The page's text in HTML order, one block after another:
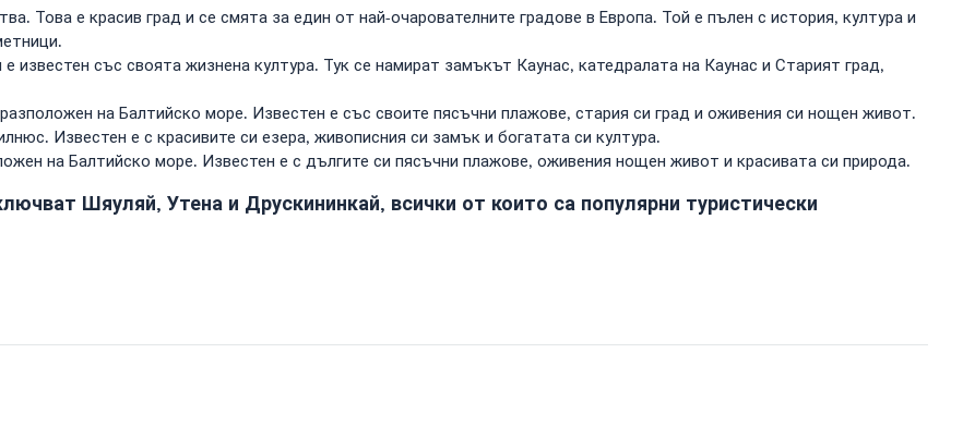
Това е красив град и се смята за един от най-очарователните градове в Европа. Той е пълен с история, култура и
известен със своята жизнена култура. Тук се намират замъкът Каунас, катедралата на Каунас и Старият град,
на Балтийско море. Известен е със своите пясъчни плажове, стария си град и оживения си нощен живот.
Известен е с красивите си езера, живописния си замък и богатата си култура.
на Балтийско море. Известен е с дългите си пясъчни плажове, оживения нощен живот и красивата си природа.
Шяуляй, Утена и Друскининкай, всички от които са популярни туристически